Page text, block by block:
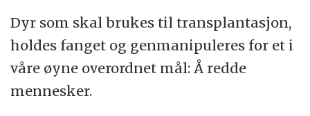
Dyr som skal brukes til transplantasjon,
holdes fanget og genmanipuleres for et i
våre øyne overordnet mål: Å redde
mennesker.